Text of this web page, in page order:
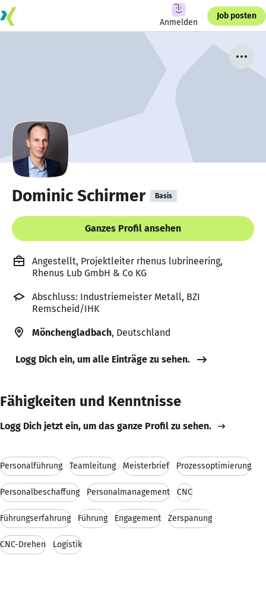
Anmelden
Job posten
Dominic Schirmer Basis
Ganzes Profil ansehen
Angestellt, Projektleiter rhenus lubrineering,
Rhenus Lub GmbH & Co KG
Abschluss: Industriemeister Metall, BZI
Remscheid/IHK
Mönchengladbach, Deutschland
Logg Dich ein, um alle Einträge zu sehen.
Fähigkeiten und Kenntnisse
Logg Dich jetzt ein, um das ganze Profil zu sehen.
Personalführung Teamleitung Meisterbrief Prozessoptimierung
Personalbeschaffung Personalmanagement CNC
Führungserfahrung Führung Engagement Zerspanung
CNC-Drehen Logistik